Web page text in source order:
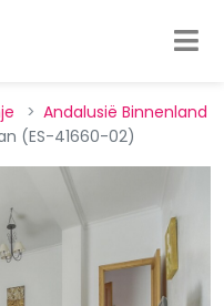
Andalusië Binnenland
(ES-41660-02)